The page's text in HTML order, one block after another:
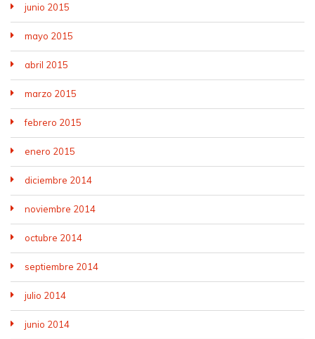
junio 2015
mayo 2015
abril 2015
marzo 2015
febrero 2015
enero 2015
diciembre 2014
noviembre 2014
octubre 2014
septiembre 2014
julio 2014
junio 2014